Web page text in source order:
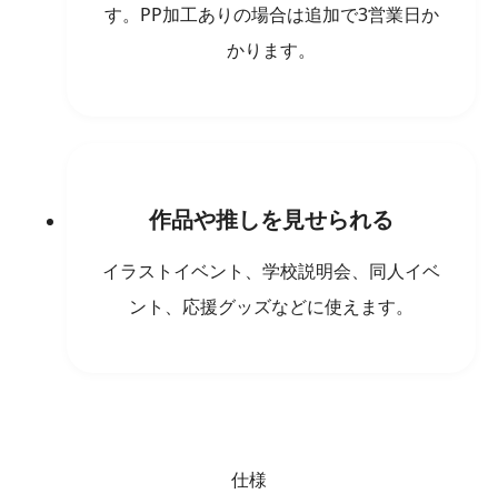
す。PP加工ありの場合は追加で3営業日か
かります。
作品や推しを見せられる
イラストイベント、学校説明会、同人イベ
ント、応援グッズなどに使えます。
仕様